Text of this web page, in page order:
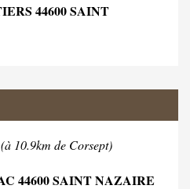
44600 SAINT
(à 10.9km de Corsept)
44600 SAINT NAZAIRE